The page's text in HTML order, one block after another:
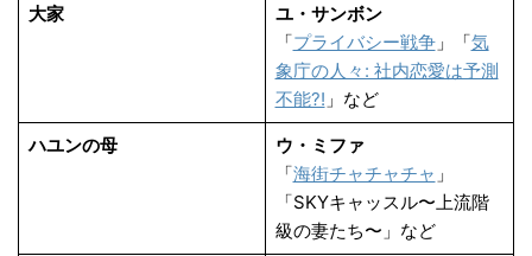
大家
ユ・サンボン
「プライバシー戦争」「気
象庁の人々: 社内恋愛は予測
不能?! 」など
ハユンの母
ウ・ミファ
「海街チャチャチャ 」
「SKYキャッスル〜上流階
級の妻たち〜」など